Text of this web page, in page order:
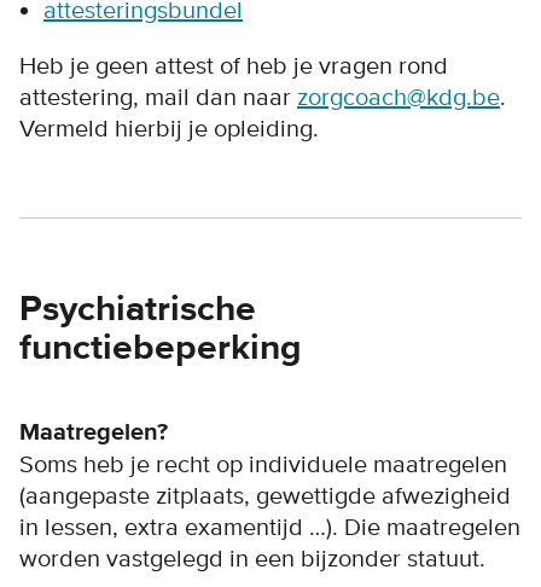
attesteringsbundel
Heb je geen attest of heb je vragen rond
attestering, mail dan naar zorgcoach@kdg.be.
Vermeld hierbij je opleiding.
Psychiatrische
functiebeperking
Maatregelen?
Soms heb je recht op individuele maatregelen
(aangepaste zitplaats, gewettigde afwezigheid
in lessen, extra examentijd …). Die maatregelen
worden vastgelegd in een bijzonder statuut.